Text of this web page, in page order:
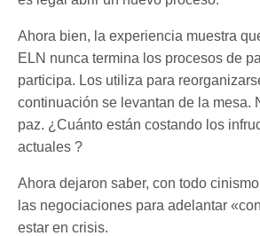
Ahora bien, la experiencia muestra
ELN nunca termina los procesos de
participa. Los utiliza para
continuación se levantan de la mesa.
paz. ¿Cuánto están costando los
actuales ?
Ahora dejaron saber, con todo
las negociaciones para adelantar
estar en crisis.